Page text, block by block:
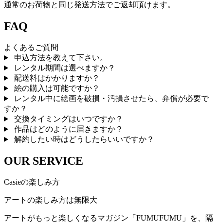
通常のお荷物と同じ発送方法でご返却頂けます。
FAQ
よくあるご質問
申込方法を教えて下さい。
レンタル期間は選べますか？
配送料はかかりますか？
絵の購入は可能ですか？
レンタル中に絵画を破損・汚損させたら、弁償が必要で
すか？
交換タイミングはいつですか？
作品はどのように届きますか？
解約したい時はどうしたらいいですか？
OUR SERVICE
Casieの楽しみ方
アートの楽しみ方は無限大
アートがもっと楽しくなるマガジン「FUMUFUMU」を、隔